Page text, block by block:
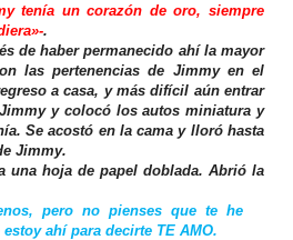
tenía un corazón de oro, siempre
.
de haber permanecido ahí la mayor
las pertenencias de Jimmy en el
a casa, y más difícil aún entrar
y colocó los autos miniatura y
Se acostó en la cama y lloró hasta
Jimmy.
una hoja de papel doblada. Abrió la
pero no pienses que te he
ahí para decirte TE AMO.